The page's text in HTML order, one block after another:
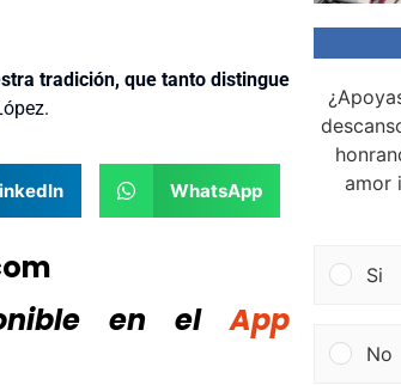
tradición, que tanto distingue
WhatsApp
en el
App
amor
Si
No